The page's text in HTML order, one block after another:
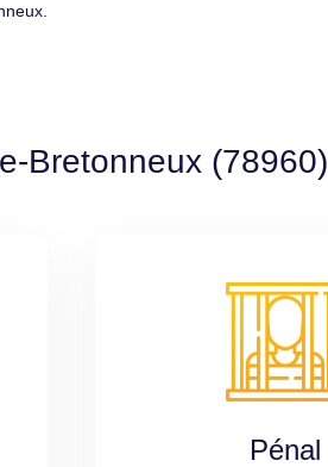
Bretonneux (78960)
Pénal